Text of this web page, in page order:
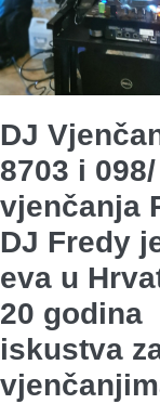
DJ
8703 i
vjenčanja
DJ Fredy
eva u
20 godina
iskustva